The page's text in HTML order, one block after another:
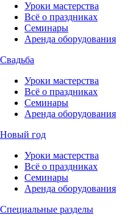
Уроки мастерства
Всё о праздниках
Семинары
Аренда оборудования
Свадьба
Уроки мастерства
Всё о праздниках
Семинары
Аренда оборудования
Новый год
Уроки мастерства
Всё о праздниках
Семинары
Аренда оборудования
Специальные разделы